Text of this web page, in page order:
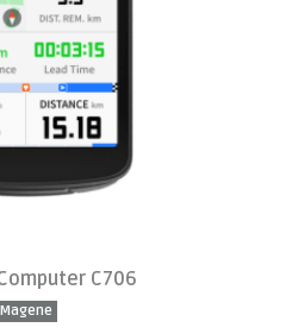
C706
Magene